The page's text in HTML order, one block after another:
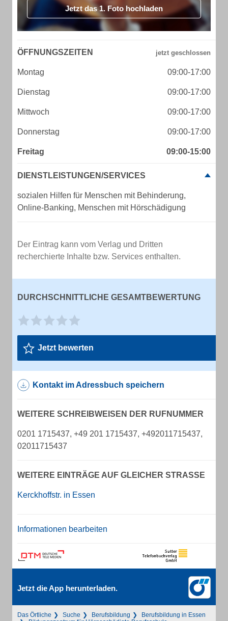
Jetzt das 1. Foto hochladen
ÖFFNUNGSZEITEN
Montag 09:00-17:00
Dienstag 09:00-17:00
Mittwoch 09:00-17:00
Donnerstag 09:00-17:00
Freitag 09:00-15:00
DIENSTLEISTUNGEN/SERVICES
sozialen Hilfen für Menschen mit Behinderung,
Online-Banking, Menschen mit Hörschädigung
Der Eintrag kann vom Verlag und Dritten
recherchierte Inhalte bzw. Services enthalten.
DURCHSCHNITTLICHE GESAMTBEWERTUNG
Jetzt bewerten
Kontakt im Adressbuch speichern
WEITERE SCHREIBWEISEN DER RUFNUMMER
0201 1715437, +49 201 1715437, +492011715437,
02011715437
WEITERE EINTRÄGE AUF GLEICHER STRASSE
Kerckhoffstr. in Essen
Informationen bearbeiten
Jetzt die App herunterladen.
Das Örtliche Suche Berufsbildung
Berufsbildung in Essen